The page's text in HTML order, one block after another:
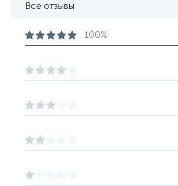
Все отзывы
100%